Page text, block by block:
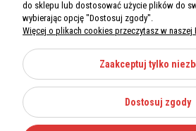
O nas
Informacje
Moje konto
Kategorie
do sklepu lub dostosować użycie plików do
wybierając opcję "Dostosuj zgody".
Więcej o plikach cookies przeczytasz w
Zaakceptuj tylko
Dostosuj zgody